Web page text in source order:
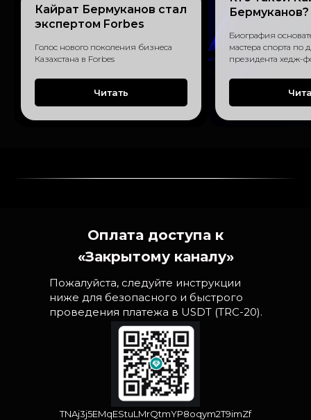
Кайрат Бермуканов стал
экспертом Forbes
Голос нового поколения бизнеса
Казахстана в Forbes
Читать
Бермуканов?
Биография
мастера спорта по
президента хедж-
Оплата доступа к
«Закрытому каналу»
Пожалуйста, следуйте инструкции
ниже для безопасного и быстрого
проведения платежа в USDT (TRC-20).
TNAj3j5EMqEStuLMrQtmYP8oqym2T9imZf